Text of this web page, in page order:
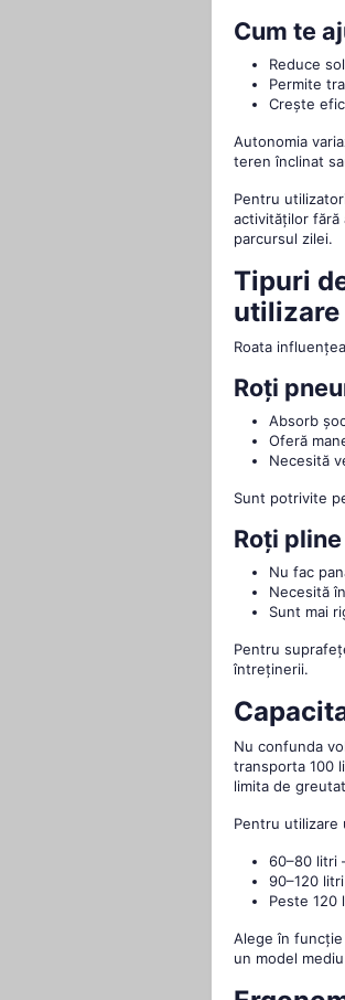
Cum te
Reduce
Permite
Crește
Autonomia
teren înclinat
Pentru
activităților fără
parcursul zilei.
Tipuri
utilizare
Roata
Roți
Absorb
Oferă
Necesită
Sunt potrivite
Roți
Nu fac
Necesită
Sunt mai
Pentru
întreținerii.
Nu confunda
transporta 100
limita de
Pentru utilizare
60–80 litri
90–120
Peste 120
Alege în
un model